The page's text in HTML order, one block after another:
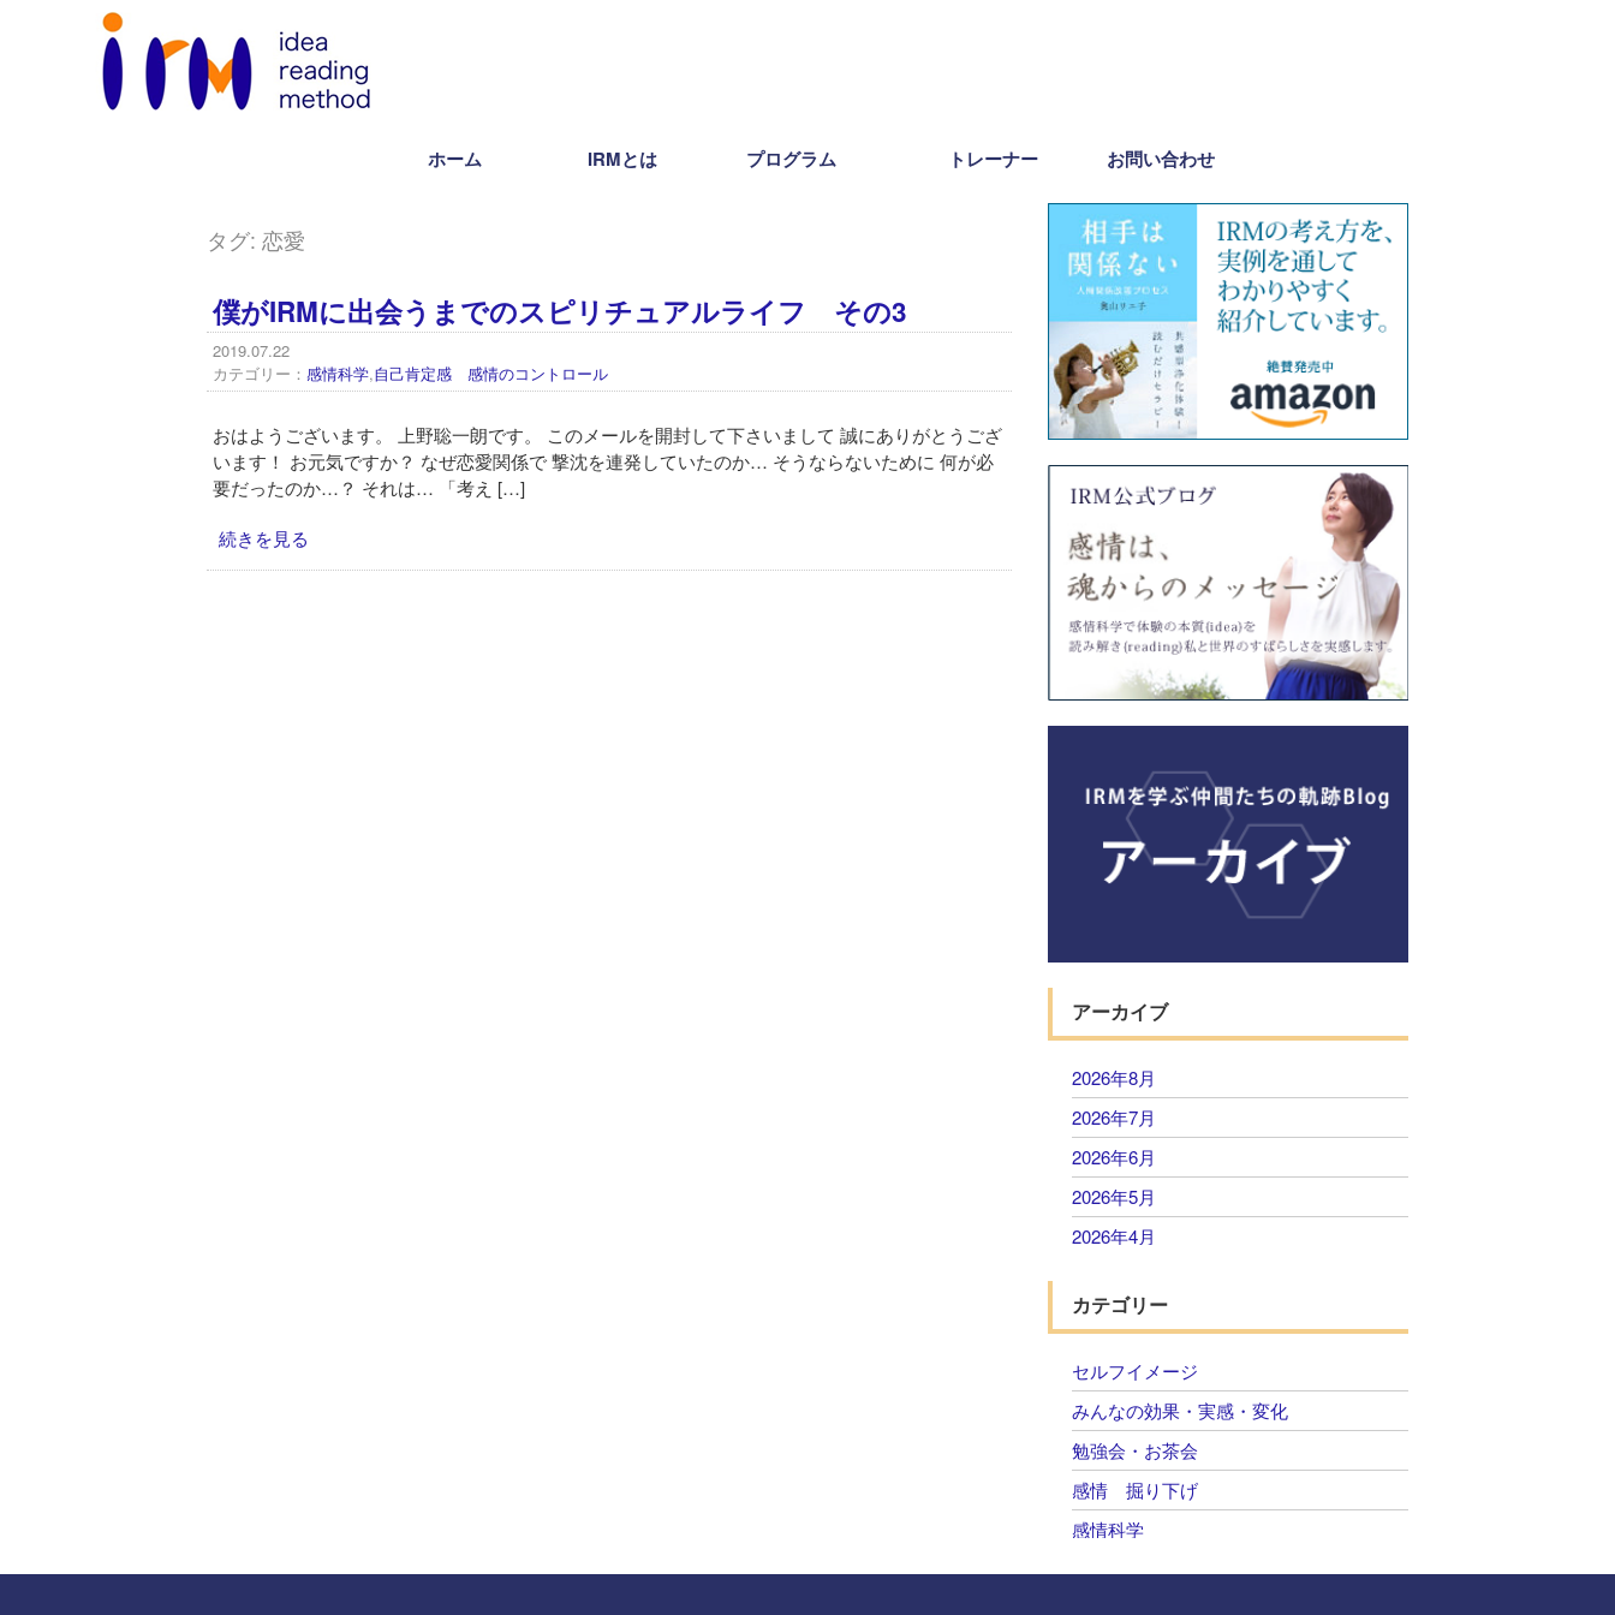
ホーム IRMとは プログラム トレーナー お問い合わせ
タグ: 恋愛
僕がIRMに出会うまでのスピリチュアルライフ その3
2019.07.22
カテゴリー： 感情科学,自己肯定感 感情のコントロール
おはようございます。 上野聡一朗です。 このメールを開封して下さいまして 誠にありがとうござ
います！ お元気ですか？ なぜ恋愛関係で 撃沈を連発していたのか… そうならないために 何が必
要だったのか…？ それは… 「考え […]
続きを見る
アーカイブ
2026年8月
2026年7月
2026年6月
2026年5月
2026年4月
2026年2月
2025年12月
2025年11月
2025年10月
2025年9月
カテゴリー
セルフイメージ
みんなの効果・実感・変化
勉強会・お茶会
感情 掘り下げ
感情科学
自己肯定感 感情のコントロール